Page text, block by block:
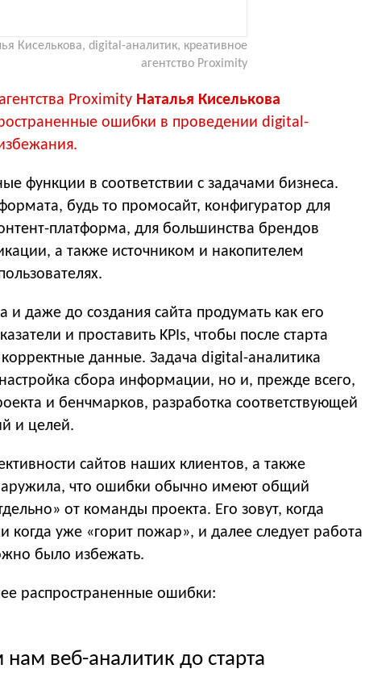
Киселькова, digital-аналитик, креативное
агентство Proximity
Proximity Наталья Киселькова
ошибки в проведении digital-
функции в соответствии с задачами бизнеса.
будь то промосайт, конфигуратор для
платформа, для большинства брендов
а также источником и накопителем
и даже до создания сайта продумать как его
и проставить KPIs, чтобы после старта
данные. Задача digital-аналитика
сбора информации, но и, прежде всего,
и бенчмарков, разработка соответствующей
и целей.
сайтов наших клиентов, а также
что ошибки обычно имеют общий
от команды проекта. Его зовут, когда
когда уже «горит пожар», и далее следует работа
было избежать.
распространенные ошибки:
веб-аналитик до старта